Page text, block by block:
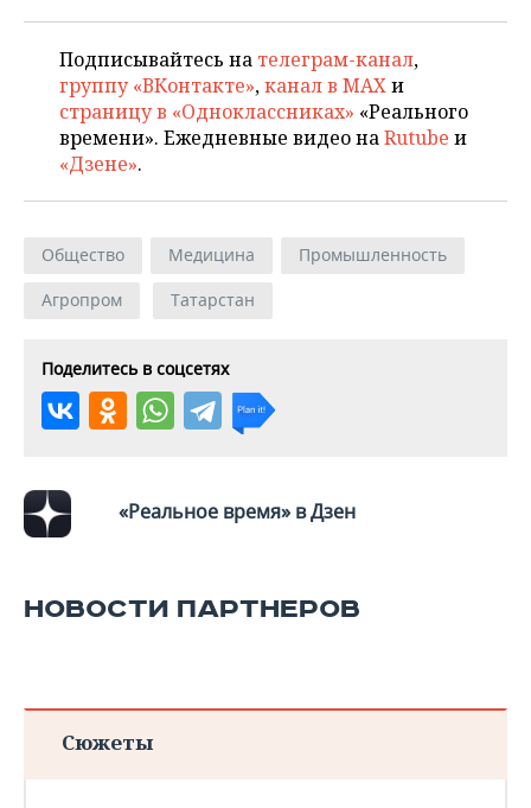
Подписывайтесь на телеграм-канал,
группу «ВКонтакте»,канал в MAXи
страницу в «Одноклассниках» «Реального
времени». Ежедневные видео наRutube и
«Дзене».
Общество Медицина
Промышленность
Агропром
Татарстан
Поделитесь в соцсетях
«Реальное время» в Дзен
НОВОСТИ ПАРТНЕРОВ
Сюжеты